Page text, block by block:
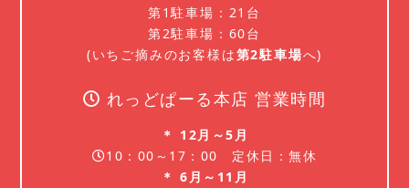
第1駐車場：21台
第2駐車場：60台
(いちご摘みのお客様は第2駐車場へ)
れっどぱーる本店 営業時間
＊ 12月～5月
10：00～17：00 定休日：無休
＊ 6月～11月